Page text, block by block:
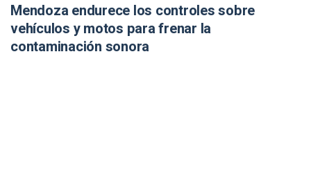
Mendoza endurece los controles sobre
vehículos y motos para frenar la
contaminación sonora